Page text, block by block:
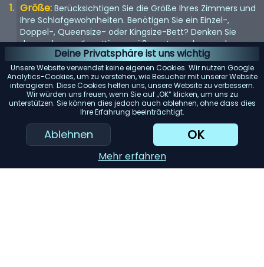
Deine Privatsphäre ist uns wichtig
Unsere Website verwendet keine eigenen Cookies. Wir nutzen Google
Analytics-Cookies, um zu verstehen, wie Besucher mit unserer Website
interagieren. Diese Cookies helfen uns, unsere Website zu verbessern.
Wir würden uns freuen, wenn Sie auf „OK“ klicken, um uns zu
unterstützen. Sie können dies jedoch auch ablehnen, ohne dass dies
Ihre Erfahrung beeinträchtigt.
Ablehnen OK
Mehr erfahren
Größe: Berücksichtigen Sie die Größe Ihres Zimmers und
Ihre Schlafgewohnheiten. Benötigen Sie ein Einzel-,
Doppel-, Queensize- oder Kingsize-Bett? Denken Sie
daran, dass es Ihrer Körpergröße entsprechen und
genügend Platz bieten sollte, wenn Sie es mit jemandem
teilen.
Matratze: Die Matratze ist entscheidend für einen guten
Schlaf. Suchen Sie nach einer Matratze, die Ihr
Körpergewicht gleichmäßig verteilt und Ihren
Komfortvorlieben entspricht, sei es weich, mittel oder
Rahmenmaterial: Das Material des Bettrahmens trägt